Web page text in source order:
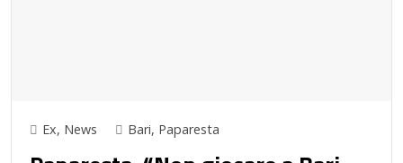
Ex, News Bari, Paparesta